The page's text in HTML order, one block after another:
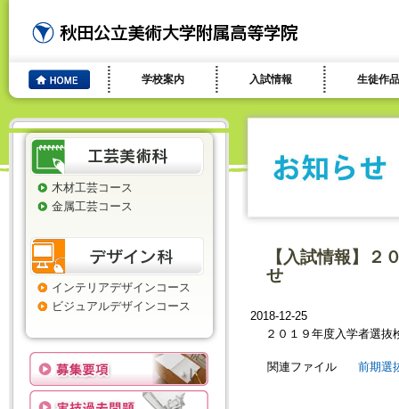
学校案内 入試情報 生徒作品
木材工芸コース
金属工芸コース
インテリアデザインコース
ビジュアルデザインコース
【入試情報】
せ
2018-12-25
２０１９年度入学者選
関連ファイル 前期選